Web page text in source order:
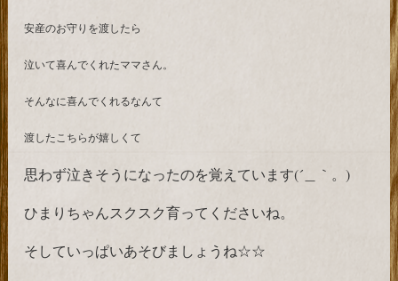
安産のお守りを渡したら
泣いて喜んでくれたママさん。
そんなに喜んでくれるなんて
渡したこちらが嬉しくて
思わず泣きそうになったのを覚えています(´＿｀。)
ひまりちゃんスクスク育ってくださいね。
そしていっぱいあそびましょうね☆☆